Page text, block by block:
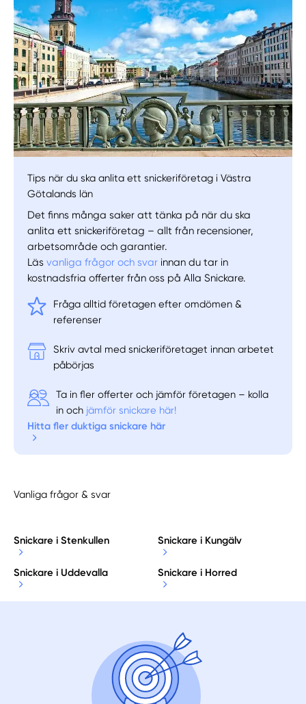
Välj tillvägagångssätt
Tips när du ska anlita ett snickeriföretag i Västra
Götalands län
Det finns många saker att tänka på när du ska
anlita ett snickeriföretag – allt från recensioner,
arbetsområde och garantier.
Läsvanliga frågor och svar innan du tar in
kostnadsfria offerter från oss på Alla Snickare.
Fråga alltid företagen efter omdömen &
referenser
Skriv avtal med snickeriföretaget innan arbetet
påbörjas
Ta in fler offerter och jämför företagen – kolla
in och jämför snickare här!
Hitta fler duktiga snickare här
Vanliga frågor & svar
Snickare i Stenkullen Snickare i Kungälv
Snickare i Uddevalla Snickare i Horred